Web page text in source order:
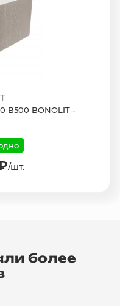
В500 BONOLIT -
/шт.
более